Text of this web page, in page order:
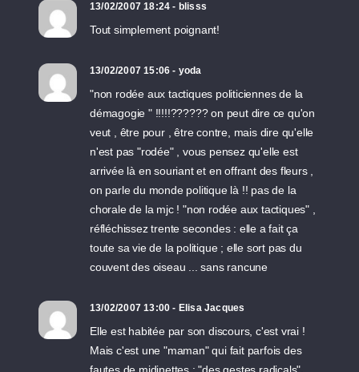
13/02/2007 18:24 - blisss
Tout simplement poignant!
13/02/2007 15:06 - yoda
"non rodée aux tactiques politiciennes de la
démagogie " !!!!!?????? on peut dire ce qu'on
veut , être pour , être contre, mais dire qu'elle
n'est pas "rodée" , vous pensez qu'elle est
arrivée là en souriant et en offrant des fleurs ,
on parle du monde politique là !! pas de la
chorale de la mjc ! "non rodée aux tactiques" ,
réfléchissez trente secondes : elle a fait ça
toute sa vie de la politique ; elle sort pas du
couvent des oiseau ... sans rancune
13/02/2007 13:00 - Elisa Jacques
Elle est habitée par son discours, c'est vrai !
Mais c'est une "maman" qui fait parfois des